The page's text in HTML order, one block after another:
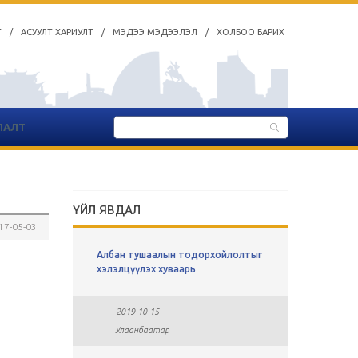
/ АСУУЛТ ХАРИУЛТ / МЭДЭЭ МЭДЭЭЛЭЛ / ХОЛБОО БАРИХ
05-03
ҮЙЛ ЯВДАЛ
Албан тушаалын тодорхойлолтыг
хэлэлцүүлэх хуваарь
2019-10-15
Улаанбаатар